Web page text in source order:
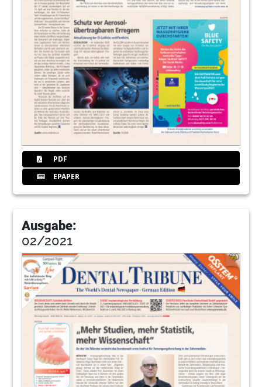
PDF
EPAPER
Ausgabe:
02/2021